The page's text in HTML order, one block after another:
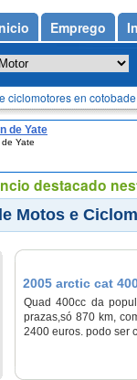
ciclomotores en
de Yate
Yate
Motos e
2005 arctic cat
Quad 400cc da
prazas,só 870 km,
2400 euros. podo ser
Emprego
destacado